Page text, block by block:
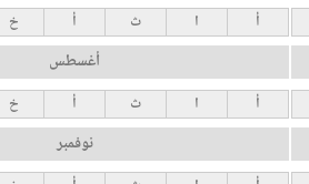
أ ا ث أ خ
أغسطس
أ ا ث أ خ
نوفمبر